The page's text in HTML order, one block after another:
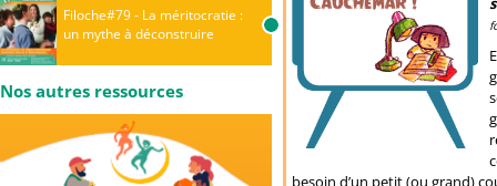
Filoche#79 - La méritocratie :
un mythe à déconstruire
Nos autres ressources